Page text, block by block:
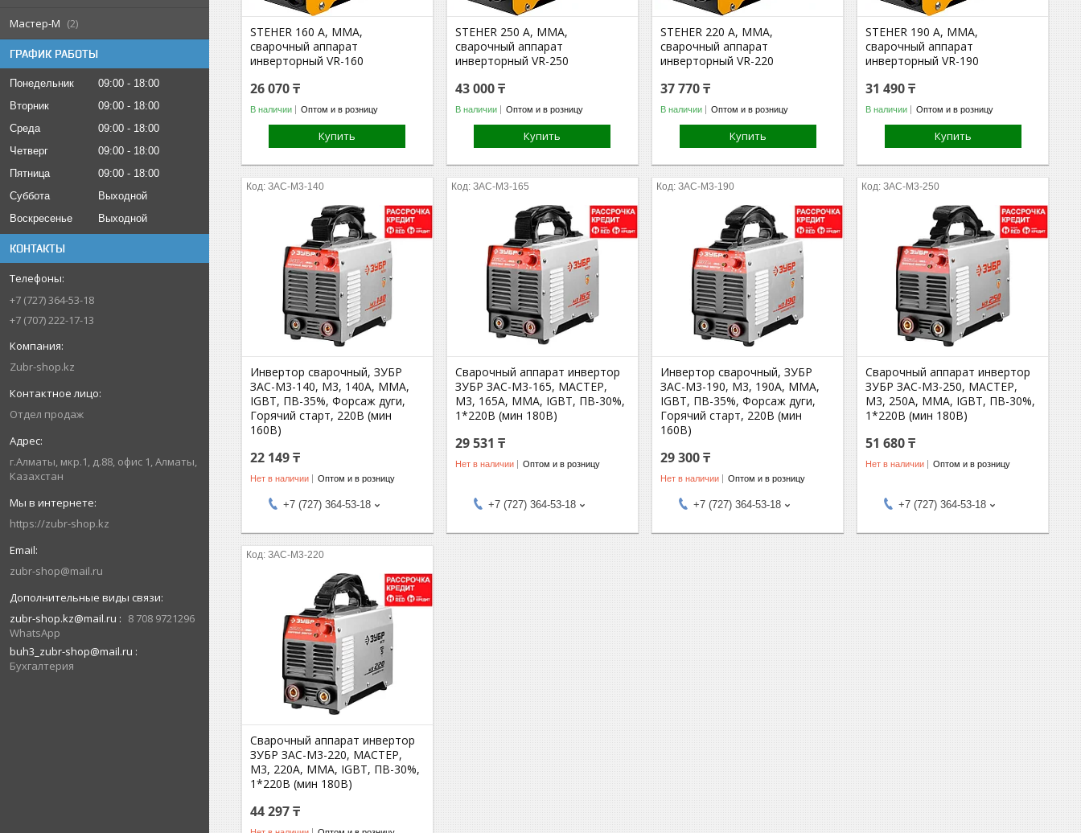
Мастер-М 2
ГРАФИК РАБОТЫ
Понедельник 09:00
18:00
Вторник
09:00
18:00
Среда
09:00
18:00
Четверг
09:00
18:00
Пятница
09:00
18:00
Суббота
Выходной
Воскресенье
Выходной
КОНТАКТЫ
+7 (727) 364-53-18
+7 (707) 222-17-13
Zubr-shop.kz
Отдел продаж
г.Алматы, мкр.1, д.88, офис 1, Алматы,
Казахстан
https://zubr-shop.kz
zubr-shop@mail.ru
zubr-shop.kz@mail.ru
8 708 9721296
WhatsApp
buh3_zubr-shop@mail.ru
Бухгалтерия
STEHER 160 А, ММА,
сварочный аппарат
инверторный VR-160
26 070 ₸
В наличии Оптом и в розницу
Купить
STEHER 250 А, ММА,
сварочный аппарат
инверторный VR-250
43 000 ₸
В наличии Оптом и в розницу
Купить
STEHER 220 А, ММА,
сварочный аппарат
инверторный VR-220
37 770 ₸
В наличии Оптом и в розницу
Купить
STEHER 190 А, ММА,
сварочный аппарат
инверторный VR-190
31 490 ₸
В наличии Оптом и в розницу
Купить
ЗАС-М3-140
Инвертор сварочный, ЗУБР
ЗАС-М3-140, М3, 140А, MMA,
IGBT, ПВ-35%, Форсаж дуги,
Горячий старт, 220В (мин
160В)
22 149 ₸
Нет в наличии Оптом и в розницу
+7 (727) 364-53-18
ЗАС-М3-165
Сварочный аппарат инвертор
ЗУБР ЗАС-М3-165, МАСТЕР,
М3, 165А, MMA, IGBT, ПВ-30%,
1*220В (мин 180В)
29 531 ₸
Нет в наличии Оптом и в розницу
+7 (727) 364-53-18
ЗАС-М3-190
Инвертор сварочный, ЗУБР
ЗАС-М3-190, М3, 190А, MMA,
IGBT, ПВ-35%, Форсаж дуги,
Горячий старт, 220В (мин
160В)
29 300 ₸
Нет в наличии Оптом и в розницу
+7 (727) 364-53-18
ЗАС-М3-250
Сварочный аппарат инвертор
ЗУБР ЗАС-М3-250, МАСТЕР,
М3, 250А, MMA, IGBT, ПВ-30%,
1*220В (мин 180В)
51 680 ₸
Нет в наличии Оптом и в розницу
+7 (727) 364-53-18
ЗАС-М3-220
Сварочный аппарат инвертор
ЗУБР ЗАС-М3-220, МАСТЕР,
М3, 220А, MMA, IGBT, ПВ-30%,
1*220В (мин 180В)
44 297 ₸